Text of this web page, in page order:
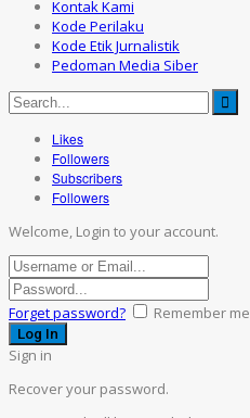
Kontak Kami
Kode Perilaku
Kode Etik Jurnalistik
Pedoman Media Siber
Likes
Followers
Subscribers
Followers
Welcome, Login to your account.
Forget password? Remember me
Sign in
Recover your password.